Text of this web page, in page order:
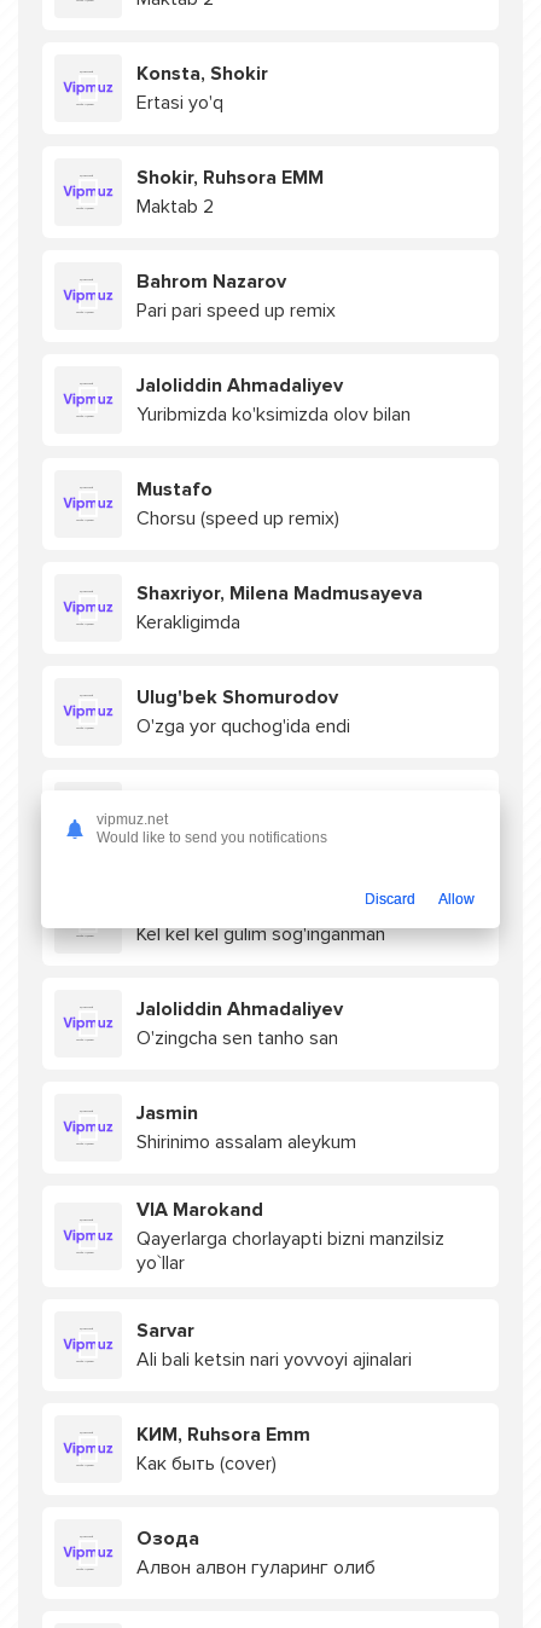
Konsta, Shokir
Ertasi yo'q
Shokir, Ruhsora EMM
Maktab 2
Bahrom Nazarov
Pari pari speed up remix
Jaloliddin Ahmadaliyev
Yuribmizda ko'ksimizda olov bilan
Mustafo
Chorsu (speed up remix)
Shaxriyor, Milena Madmusayeva
Kerakligimda
Ulug'bek Shomurodov
O'zga yor quchog'ida endi
Salom salom
Kel kel kel gulim sog'inganman
Jaloliddin Ahmadaliyev
O'zingcha sen tanho san
Jasmin
Shirinimo assalam aleykum
VIA Marokand
Qayerlarga chorlayapti bizni manzilsiz
yo`llar
Sarvar
Ali bali ketsin nari yovvoyi ajinalari
КИМ, Ruhsora Emm
Как быть (cover)
Озода
Алвон алвон гуларинг олиб
vipmuz.net
Would like to send you notifications
Discard Allow